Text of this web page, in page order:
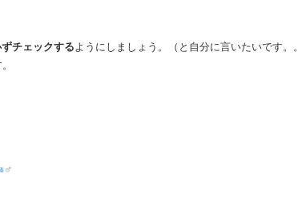
チェックする ようにしましょう。（と自分に言いたいです。。